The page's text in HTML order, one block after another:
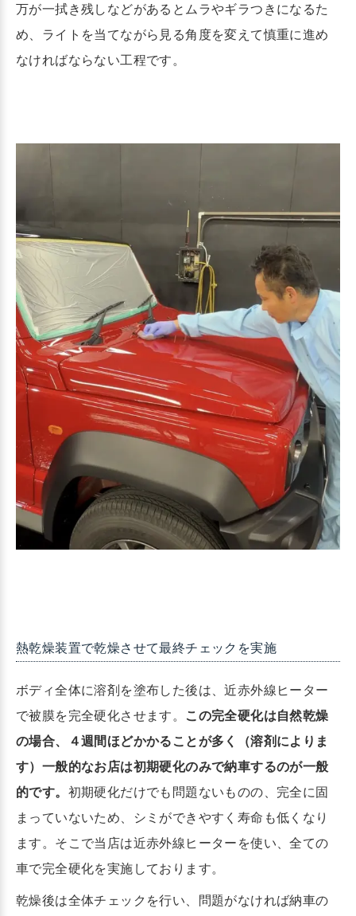
万が一拭き残しなどがあるとムラやギラつきになるた
め、ライトを当てながら見る角度を変えて慎重に進め
なければならない工程です。
熱乾燥装置で乾燥させて最終チェックを実施
ボディ全体に溶剤を塗布した後は、近赤外線ヒーター
で被膜を完全硬化させます。
この完全硬化は自然乾燥
の場合、４週間ほどかかることが多く（溶剤によりま
す）一般的なお店は初期硬化のみで納車するのが一般
的です。 初期硬化だけでも問題ないものの、完全に固
まっていないため、シミができやすく寿命も低くなり
ます。そこで当店は近赤外線ヒーターを使い、全ての
車で完全硬化を実施しております。
乾燥後は全体チェックを行い、問題がなければ納車の